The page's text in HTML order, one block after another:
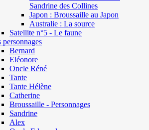
Sandrine des Collines
Japon : Broussaille au Japon
Australie : La source
Satellite n°5 - Le faune
personnages
Bernard
Eléonore
Oncle Réné
Tante
Tante Hélène
Catherine
Broussaille - Personnages
Sandrine
Alex